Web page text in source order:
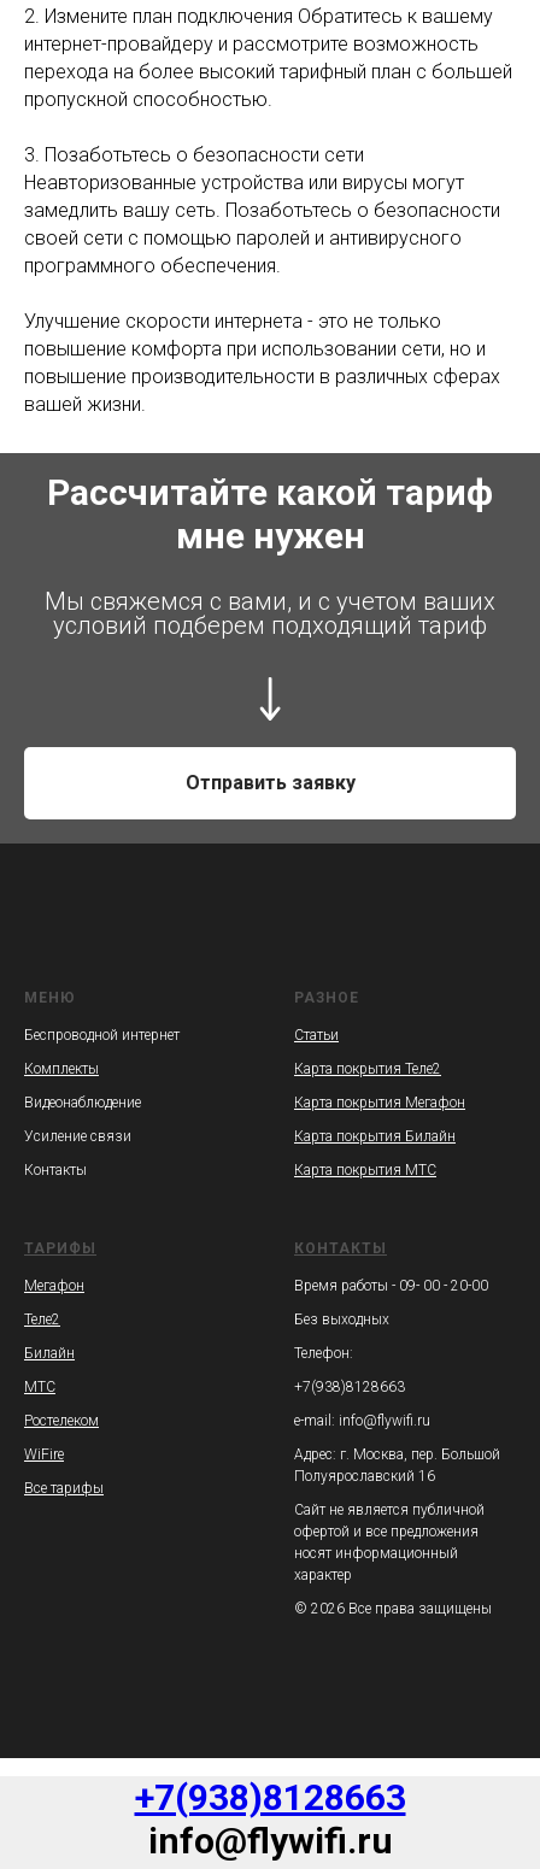
2. Измените план подключения Обратитесь к вашему
интернет-провайдеру и рассмотрите возможность
перехода на более высокий тарифный план с большей
пропускной способностью.
3. Позаботьтесь о безопасности сети
Неавторизованные устройства или вирусы могут
замедлить вашу сеть. Позаботьтесь о безопасности
своей сети с помощью паролей и антивирусного
программного обеспечения.
Улучшение скорости интернета - это не только
повышение комфорта при использовании сети, но и
повышение производительности в различных сферах
вашей жизни.
Рассчитайте какой тариф
мне нужен
Мы свяжемся с вами, и с учетом ваших
условий подберем подходящий тариф
Отправить заявку
МЕНЮ
Беспроводной интернет
Комплекты
Видеонаблюдение
Усиление связи
Контакты
РАЗНОЕ
Статьи
Карта покрытия Теле2
Карта покрытия Мегафон
Карта покрытия Билайн
Карта покрытия МТС
ТАРИФЫ
Мегафон
Теле2
Билайн
МТС
Ростелеком
WiFire
Все тарифы
КОНТАКТЫ
Время работы - 09- 00 - 20-00
Без выходных
Телефон:
+7(938)8128663
e-mail: info@flywifi.ru
Адрес: г. Москва, пер. Большой
Полуярославский 16
Сайт не является публичной
офертой и все предложения
носят информационный
характер
© 2026 Все права защищены
+7(938)8128663
info@flywifi.ru